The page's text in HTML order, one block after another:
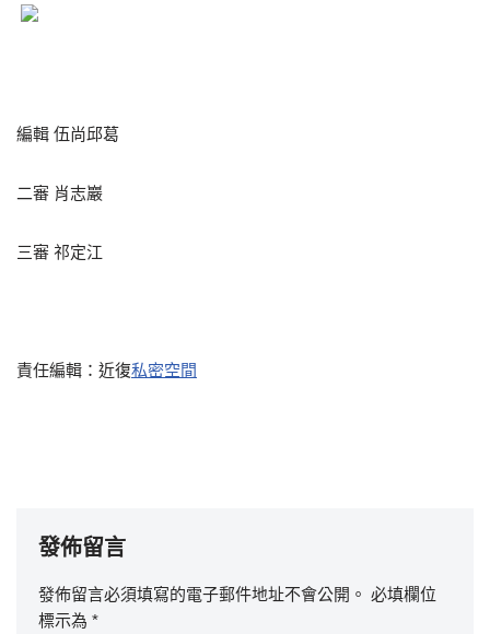
編輯 伍尚邱葛
二審 肖志巖
三審 祁定江
責任編輯：近復私密空間
發佈留言
發佈留言必須填寫的電子郵件地址不會公開。 必填欄位
標示為 *